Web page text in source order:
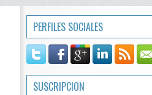
PERFILES SOCIALES
SUSCRIPCION